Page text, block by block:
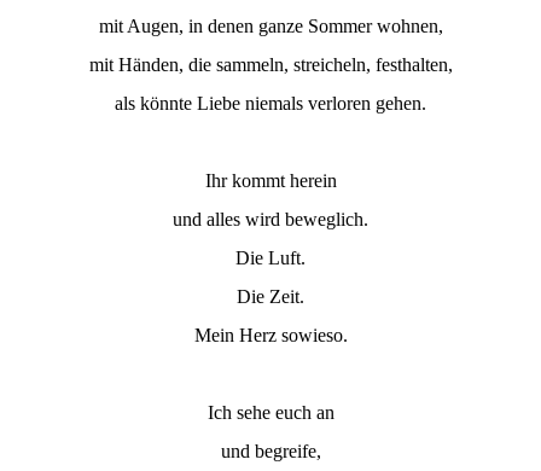
mit Augen, in denen ganze Sommer wohnen,
mit Händen, die sammeln, streicheln, festhalten,
als könnte Liebe niemals verloren gehen.
Ihr kommt herein
und alles wird beweglich.
Die Luft.
Die Zeit.
Mein Herz sowieso.
Ich sehe euch an
und begreife,